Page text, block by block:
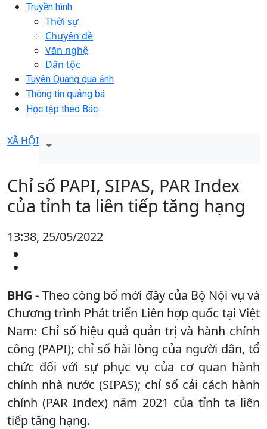
Truyền hình
Thời sự
Chuyên đề
Văn nghệ
Dân tộc
Tuyên Quang qua ảnh
Thông tin quảng bá
Học tập theo Bác
XÃ HỘI
Chỉ số PAPI, SIPAS, PAR Index
của tỉnh ta liên tiếp tăng hạng
13:38, 25/05/2022
BHG - Theo công bố mới đây của Bộ Nội vụ và
Chương trình Phát triển Liên hợp quốc tại Việt
Nam: Chỉ số hiệu quả quản trị và hành chính
công (PAPI); chỉ số hài lòng của người dân, tổ
chức đối với sự phục vụ của cơ quan hành
chính nhà nước (SIPAS); chỉ số cải cách hành
chính (PAR Index) năm 2021 của tỉnh ta liên
tiếp tăng hạng.